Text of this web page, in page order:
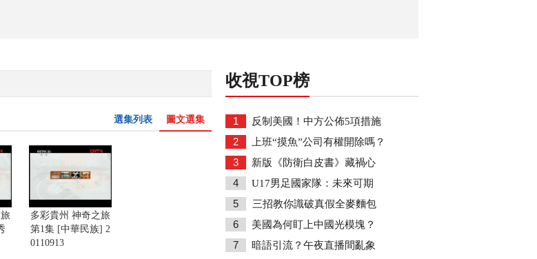
圖文選集
選集列表
多彩貴州 神奇之旅
第1集 [中華民族] 2
0110913
收視TOP榜
1 反制美國！中方公佈5項措施
2 上班“摸魚”公司有權開除嗎？
3 新版《防衛白皮書》藏禍心
4 U17男足國家隊：未來可期
5 三招教你識破真假全麥麵包
6 美國為何盯上中國光模塊？
7 暗語引流？午夜直播間亂象